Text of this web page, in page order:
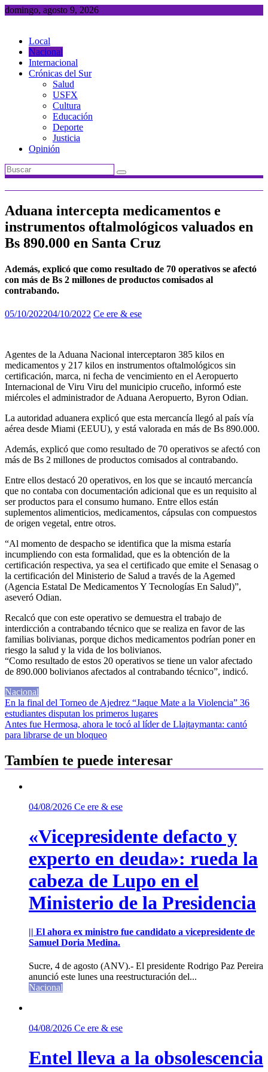
Saltar
domingo, agosto 9, 2026
Local
Nacional
Internacional
Crónicas del Sur
Salud
USFX
Cultura
Educación
Deporte
Justicia
Opinión
Aduana intercepta medicamentos e
instrumentos oftalmológicos valuados en
Bs 890.000 en Santa Cruz
Además, explicó que como resultado de 70 operativos se afectó
con más de Bs 2 millones de productos comisados al
contrabando.
05/10/202204/10/2022 Ce ere & ese
Agentes de la Aduana Nacional interceptaron 385 kilos en
medicamentos y 217 kilos en instrumentos oftalmológicos sin
certificación, marca, ni fecha de vencimiento en el Aeropuerto
Internacional de Viru Viru del municipio cruceño, informó este
miércoles el administrador de Aduana Aeropuerto, Byron Odian.
La autoridad aduanera explicó que esta mercancía llegó al país vía
aérea desde Miami (EEUU), y está valorada en más de Bs 890.000.
Además, explicó que como resultado de 70 operativos se afectó con
más de Bs 2 millones de productos comisados al contrabando.
Entre ellos destacó 20 operativos, en los que se incautó mercancía
que no contaba con documentación adicional que es un requisito al
ser productos para el consumo humano. Entre ellos están
suplementos alimenticios, medicamentos, cápsulas con compuestos
de origen vegetal, entre otros.
“Al momento de despacho se identifica que la misma estaría
incumpliendo con esta formalidad, que es la obtención de la
certificación respectiva, ya sea el certificado que emite el Senasag o
la certificación del Ministerio de Salud a través de la Agemed
(Agencia Estatal De Medicamentos Y Tecnologías En Salud)”,
aseveró Odian.
Recalcó que con este operativo se demuestra el trabajo de
interdicción a contrabando técnico que se realiza en favor de las
familias bolivianas, porque dichos medicamentos podrían poner en
riesgo la salud y la vida de los bolivianos.
“Como resultado de estos 20 operativos se tiene un valor afectado
de 890.000 bolivianos afectados al contrabando técnico”, indicó.
Nacional
Navegación
de
entradas
En la final del Torneo de Ajedrez “Jaque Mate a la Violencia” 36
estudiantes disputan los primeros lugares
Antes fue Hermosa, ahora le tocó al líder de Llajtaymanta: cantó
para librarse de un bloqueo
Tambíen te puede interesar
04/08/2026 Ce ere & ese
«Vicepresidente defacto y
experto en deuda»: rueda la
cabeza de Lupo en el
Ministerio de la Presidencia
|| El ahora ex ministro fue candidato a vicepresidente de
Samuel Doria Medina.
Sucre, 4 de agosto (ANV).- El presidente Rodrigo Paz Pereira
anunció este lunes una reestructuración del...
Nacional
04/08/2026 Ce ere & ese
Entel lleva a la obsolescencia